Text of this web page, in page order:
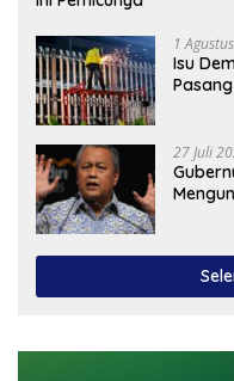
1
Isu
27 Juli